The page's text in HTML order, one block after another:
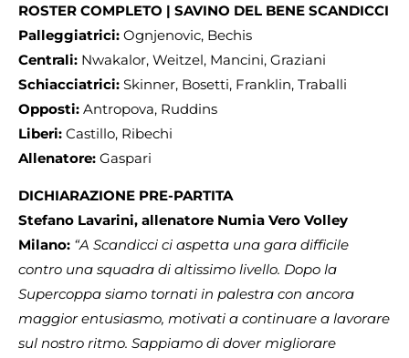
ROSTER COMPLETO | SAVINO DEL BENE SCANDICCI
Palleggiatrici: Ognjenovic, Bechis
Centrali: Nwakalor, Weitzel, Mancini, Graziani
Schiacciatrici: Skinner, Bosetti, Franklin, Traballi
Opposti: Antropova, Ruddins
Liberi: Castillo, Ribechi
Allenatore: Gaspari
DICHIARAZIONE PRE-PARTITA
Stefano Lavarini, allenatore Numia Vero Volley
Milano: “A Scandicci ci aspetta una gara difficile
contro una squadra di altissimo livello. Dopo la
Supercoppa siamo tornati in palestra con ancora
maggior entusiasmo, motivati a continuare a lavorare
sul nostro ritmo. Sappiamo di dover migliorare